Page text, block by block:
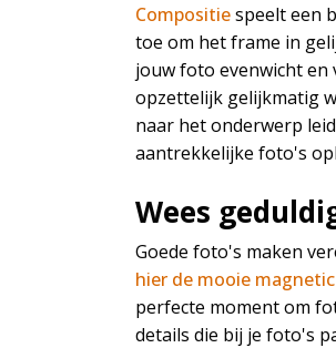
Compositiespeelt een
toe om het frame in
jouw foto evenwicht en
opzettelijk gelijkmatig
naar het onderwerp
aantrekkelijke foto's
Wees
Goede foto's maken
hier de mooie
perfecte moment om
details die bij je foto's